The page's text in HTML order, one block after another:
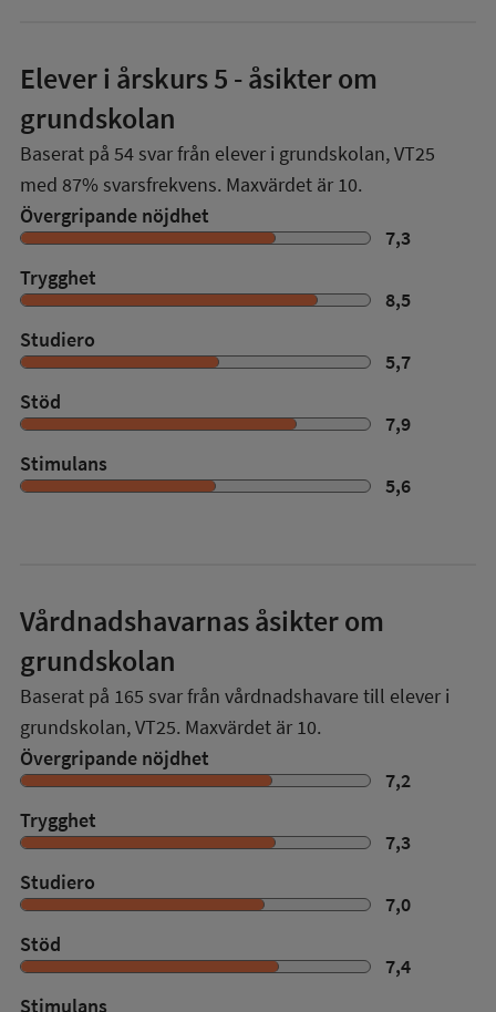
Elever i årskurs 5 - åsikter om
grundskolan
Baserat på 54 svar från elever i grundskolan,VT25
med 87% svarsfrekvens. Maxvärdet är 10.
Övergripande nöjdhet
7,3
Trygghet
8,5
Studiero
5,7
Stöd
7,9
Stimulans
5,6
Vårdnadshavarnas åsikter om
grundskolan
Baserat på 165 svar från vårdnadshavare till elever i
grundskolan,VT25. Maxvärdet är 10.
Övergripande nöjdhet
7,2
Trygghet
7,3
Studiero
7,0
Stöd
7,4
Stimulans